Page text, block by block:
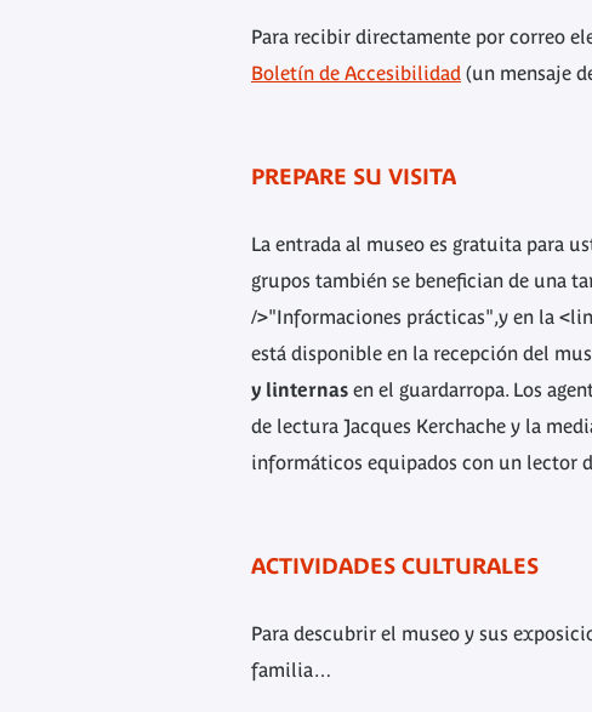
Para recibir directamente por correo
Boletín de Accesibilidad (un mensaje
PREPARE SU VISITA
La entrada al museo es gratuita para
grupos también se benefician de una
/>"Informaciones prácticas",y en la
está disponible en la recepción del
y linternas en el guardarropa. Los
de lectura Jacques Kerchache y la
informáticos equipados con un lector
ACTIVIDADES CULTURALES
Para descubrir el museo y sus
familia…